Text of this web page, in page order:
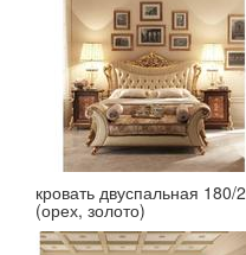
кровать двуспальная
(орех, золото)